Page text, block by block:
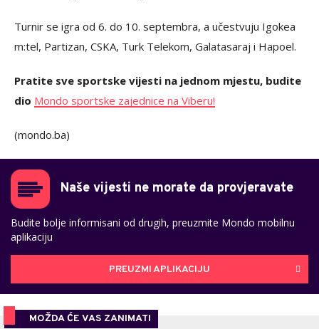
Turnir se igra od 6. do 10. septembra, a učestvuju Igokea
m:tel, Partizan, CSKA, Turk Telekom, Galatasaraj i Hapoel.
Pratite sve sportske vijesti na jednom mjestu, budite
dio Mondo sportske zajednice na Viberu!
(mondo.ba)
Naše vijesti ne morate da provjeravate
Budite bolje informisani od drugih, preuzmite Mondo mobilnu
aplikaciju
PREUZMI APLIKACIJU
MOŽDA ĆE VAS ZANIMATI